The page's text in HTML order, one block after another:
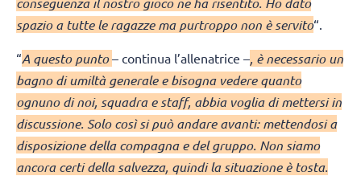
spazio a tutte le ragazze ma purtroppo non è servito“.
“A questo punto– continua l’allenatrice –, è necessario un
bagno di umiltà generale e bisogna vedere quanto
ognuno di noi, squadra e staff, abbia voglia di mettersi in
discussione. Solo così si può andare avanti: mettendosi a
disposizione della compagna e del gruppo. Non siamo
ancora certi della salvezza, quindi la situazione è tosta.